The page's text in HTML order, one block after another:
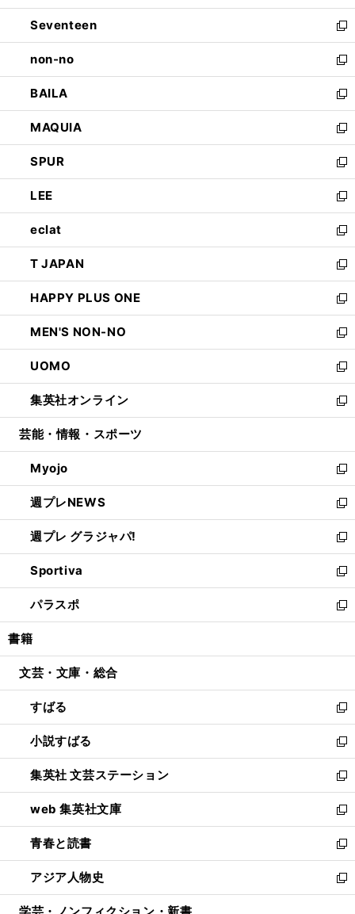
開
く
ウ
で
開
く
ン
ド
ウ
で
開
く
Seventeen
新
し
い
ウ
ィ
ン
ド
ウ
で
開
く
non-no
新
し
い
ウ
ィ
ン
ド
ウ
で
開
く
BAILA
新
し
い
ウ
ィ
ン
ド
ウ
で
開
く
MAQUIA
新
し
い
ウ
ィ
ン
ド
ウ
で
開
く
SPUR
新
し
い
ウ
ィ
ン
ド
ウ
で
開
く
LEE
新
し
い
ウ
ィ
ン
ド
ウ
で
開
く
eclat
新
し
い
ウ
ィ
ン
ド
ウ
で
開
く
T JAPAN
新
し
い
ウ
ィ
ン
ド
ウ
で
開
HAPPY PLUS ONE
新
し
い
ウ
ィ
ン
ド
ウ
開
く
MEN'S NON-NO
新
し
い
ウ
ィ
ン
ウ
で
開
く
UOMO
新
し
い
ウ
ン
ド
ウ
で
開
く
集英社オンライン
新
し
ウ
ィ
ン
ド
ウ
で
開
く
芸能・情報・スポーツ
Myojo
新
し
い
ウ
ィ
ン
ド
ウ
で
開
週プレNEWS
新
し
い
ウ
ィ
ン
ド
ウ
開
週プレ グラジャパ!
新
し
い
ウ
ィ
ン
ウ
開
く
Sportiva
新
し
い
ウ
ン
ウ
で
開
く
パラスポ
新
し
ウ
ン
ド
ウ
で
開
く
書籍
文芸・文庫・総合
すばる
新
し
い
ウ
ィ
ン
ド
ウ
で
開
く
小説すばる
新
し
い
ウ
ィ
ン
ド
ウ
で
開
集英社 文芸ステーション
新
し
い
ウ
ィ
ン
ド
ウ
web 集英社文庫
新
し
い
ウ
ィ
ン
青春と読書
新
し
い
ウ
アジア人物史
新
し